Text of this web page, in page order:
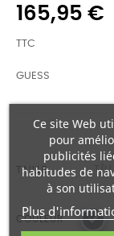
165,95 €
TTC
GUESS
TAILLE
COULEUR
Ce site Web
pour
publicités
habitudes de
à son
Plus